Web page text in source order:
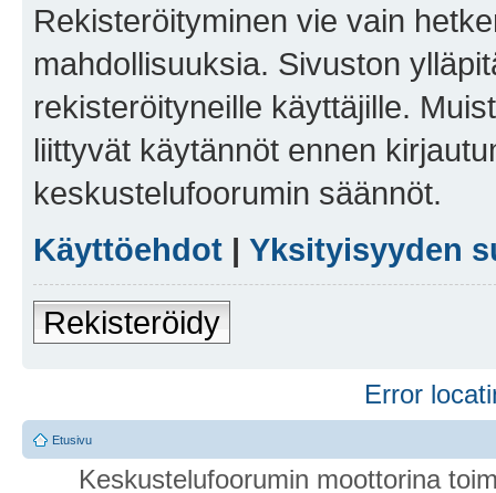
Rekisteröityminen vie vain
mahdollisuuksia. Sivuston
rekisteröityneille käyttäjille.
liittyvät käytännöt ennen
keskustelufoorumin säännöt.
Käyttöehdot | Yksityisyyden
Rekisteröidy
Error
Etusivu
Keskustelufoorumin moottorina